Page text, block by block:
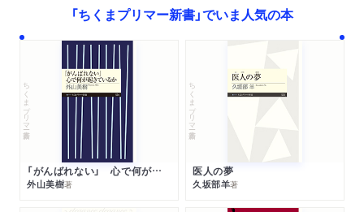
「ちくまプリマー新書」でいま人気の本
ちくまプリマー新書
「がんばれない」 心で何が起きているか
外山美樹著
ちくまプリマー新書
医人の夢
久坂部羊著